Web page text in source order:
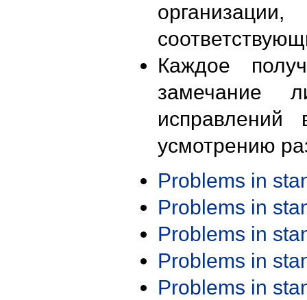
Каждое
замечание
исправлений
усмотрению
Problems in
Problems in
Problems in
Problems in
Problems in